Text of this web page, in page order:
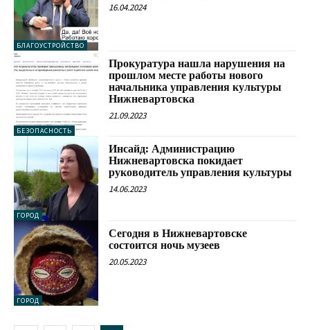
БЛАГОУСТРОЙСТВО
16.04.2024
БЕЗОПАСНОСТЬ
Прокуратура нашла нарушения на
прошлом месте работы нового
начальника управления культуры
Нижневартовска
21.09.2023
ГОРОД
Инсайд: Администрацию
Нижневартовска покидает
руководитель управления культуры
14.06.2023
ГОРОД
Сегодня в Нижневартовске
состоится ночь музеев
20.05.2023